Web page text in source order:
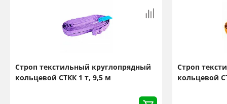
Строп текстильный круглопрядный
кольцевой СТКК 1 т, 9,5 м
Строп
кольцевой